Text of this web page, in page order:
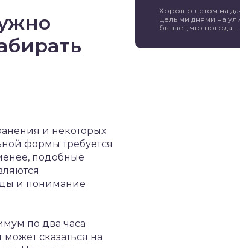
и некоторых
формы требуется
подобные
и понимание
по два часа
сказаться на
Хорошо летом на
целыми днями на
бывает, что погода ...